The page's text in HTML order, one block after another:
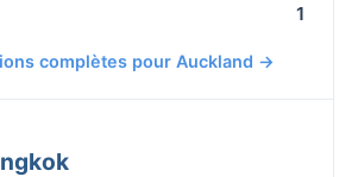
1
complètes pour Auckland →